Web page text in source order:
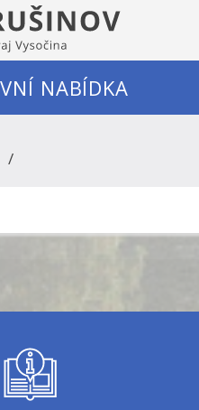
NABÍDKA